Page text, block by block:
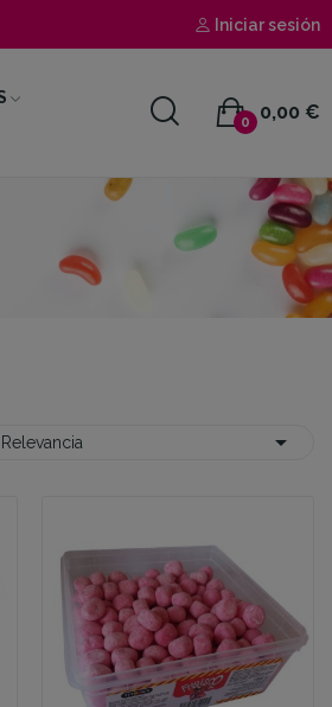
Iniciar sesión
0,00 €
0
Relevancia 